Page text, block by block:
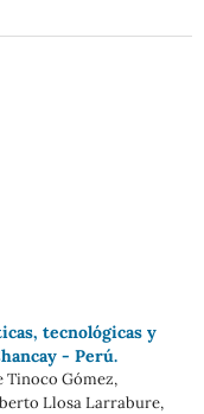
tecnológicas y
- Perú.
Tinoco Gómez,
Llosa Larrabure,